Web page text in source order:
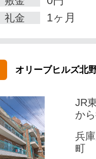
礼金 1ヶ月
オリーブヒルズ北
JR
か
兵
町